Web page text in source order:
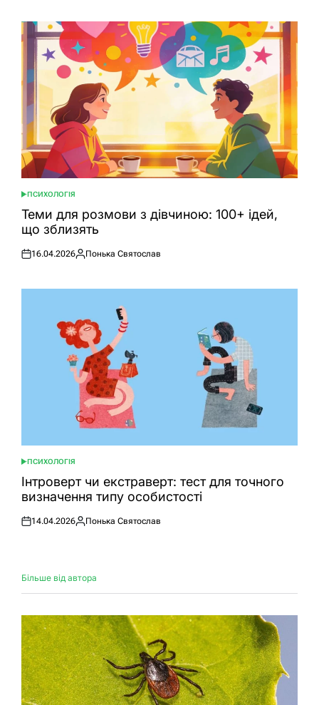
ОПУБЛІКУВАТИ
У
ПСИХОЛОГІЯ
Теми для розмови з дівчиною: 100+ ідей,
що зблизять
Оприлюднено
16.04.2026
Опубліковано
Понька Святослав
ОПУБЛІКУВАТИ
У
ПСИХОЛОГІЯ
Інтроверт чи екстраверт: тест для точного
визначення типу особистості
Оприлюднено
14.04.2026
Опубліковано
Понька Святослав
Більше від автора